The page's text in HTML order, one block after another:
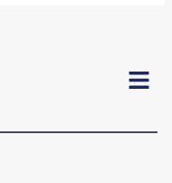
Menu